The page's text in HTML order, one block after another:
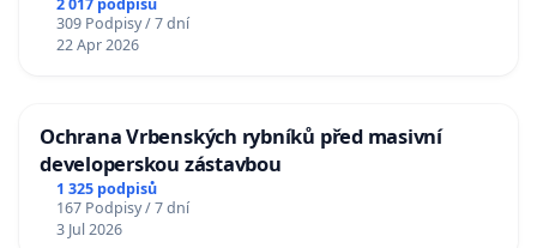
2 017 podpisů
309 Podpisy / 7 dní
22 Apr 2026
Ochrana Vrbenských rybníků před masivní
developerskou zástavbou
1 325 podpisů
167 Podpisy / 7 dní
3 Jul 2026